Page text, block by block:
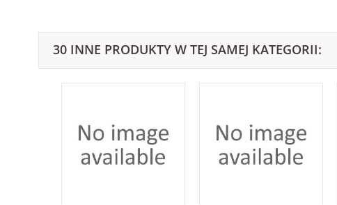
30 INNE PRODUKTY W TEJ SAMEJ KATEGORII: